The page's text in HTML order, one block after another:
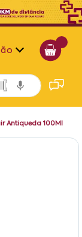
Alagoas
Bahia
Antiqueda 100Ml